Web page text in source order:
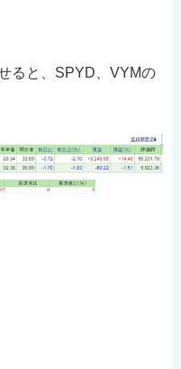
ると、SPYD、VYMの